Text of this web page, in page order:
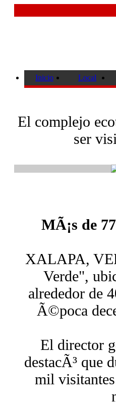
Inicio Local
El complejo
ser
MÃ¡s de
XALAPA,
Verde",
alrededor de
Ã©poca
El director
destacÃ³ que
mil